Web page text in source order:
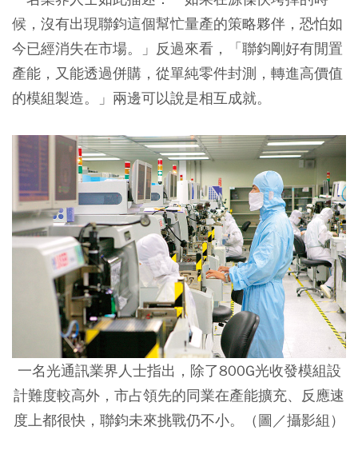
候，沒有出現聯鈞這個幫忙量產的策略夥伴，恐怕如
今已經消失在市場。」反過來看，「聯鈞剛好有閒置
產能，又能透過併購，從單純零件封測，轉進高價值
的模組製造。」兩邊可以說是相互成就。
一名光通訊業界人士指出，除了800G光收發模組設
計難度較高外，市占領先的同業在產能擴充、反應速
度上都很快，聯鈞未來挑戰仍不小。（圖／攝影組）